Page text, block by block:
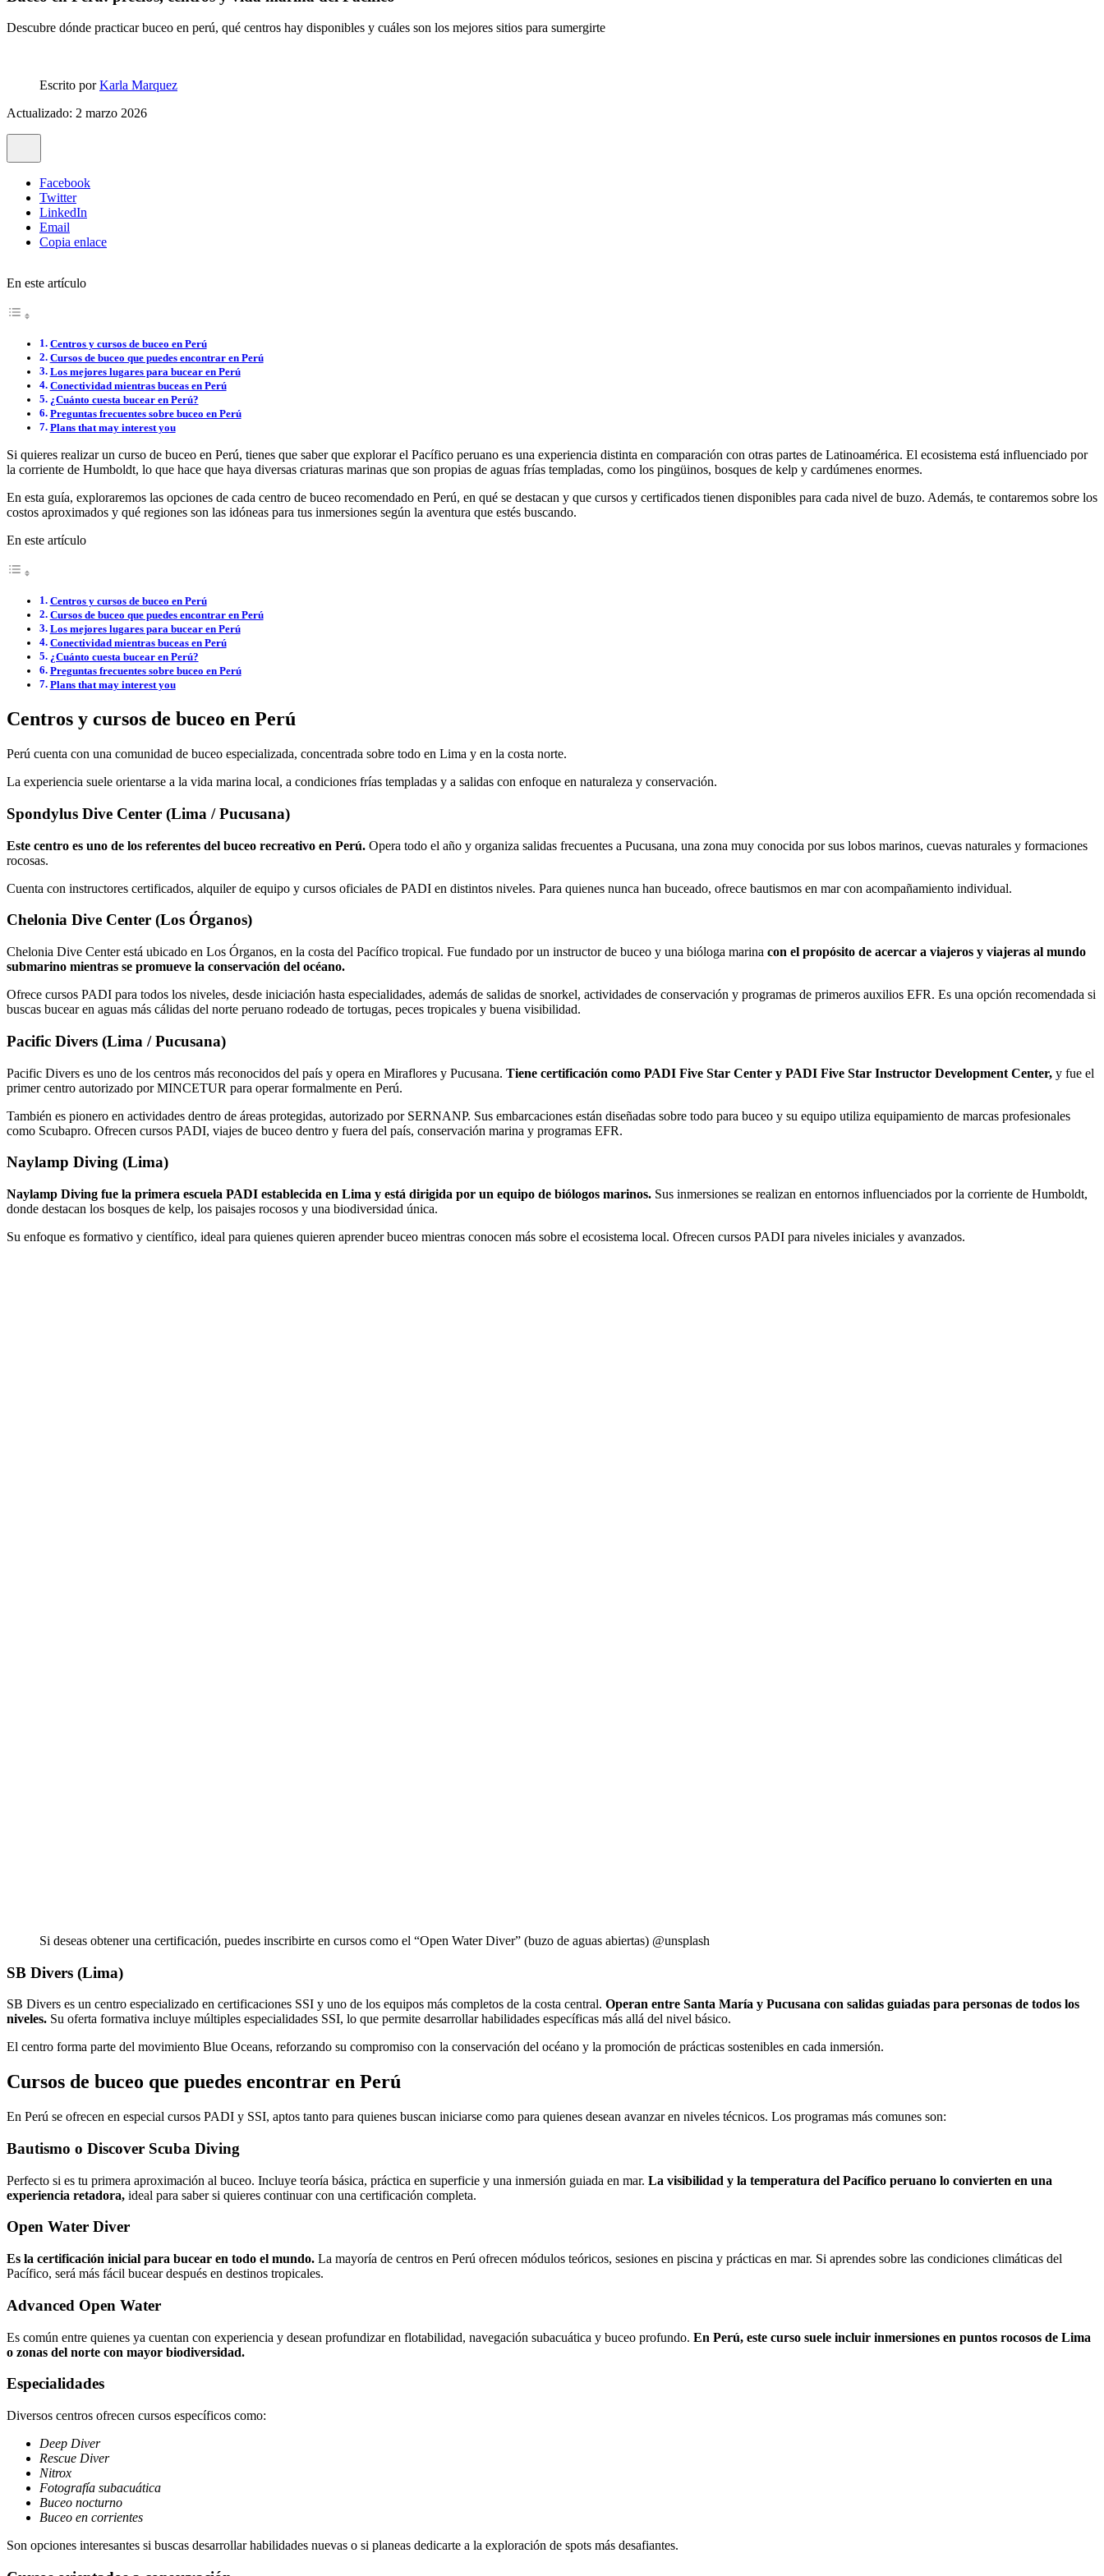
Descubre dónde practicar buceo en perú, qué centros hay disponibles y cuáles son los mejores sitios para sumergirte
Escrito porKarla Marquez
Actualizado: 2 marzo 2026
Facebook
Twitter
LinkedIn
Email
Copia enlace
En este artículo
Centros y cursos de buceo en Perú
Cursos de buceo que puedes encontrar en Perú
Los mejores lugares para bucear en Perú
Conectividad mientras buceas en Perú
¿Cuánto cuesta bucear en Perú?
Preguntas frecuentes sobre buceo en Perú
Plans that may interest you
Si quieres realizar un curso de buceo en Perú, tienes que saber que explorar el Pacífico peruano es una experiencia distinta en comparación con otras partes de Latinoamérica. El ecosistema está influenciado por
la corriente de Humboldt, lo que hace que haya diversas criaturas marinas que son propias de aguas frías templadas, como los pingüinos, bosques de kelp y cardúmenes enormes.
En esta guía, exploraremos las opciones de cada centro de buceo recomendado en Perú, en qué se destacan y que cursos y certificados tienen disponibles para cada nivel de buzo. Además, te contaremos sobre los
costos aproximados y qué regiones son las idóneas para tus inmersiones según la aventura que estés buscando.
En este artículo
Centros y cursos de buceo en Perú
Cursos de buceo que puedes encontrar en Perú
Los mejores lugares para bucear en Perú
Conectividad mientras buceas en Perú
¿Cuánto cuesta bucear en Perú?
Preguntas frecuentes sobre buceo en Perú
Plans that may interest you
Centros y cursos de buceo en Perú
Perú cuenta con una comunidad de buceo especializada, concentrada sobre todo en Lima y en la costa norte.
La experiencia suele orientarse a la vida marina local, a condiciones frías templadas y a salidas con enfoque en naturaleza y conservación.
Spondylus Dive Center (Lima / Pucusana)
Este centro es uno de los referentes del buceo recreativo en Perú. Opera todo el año y organiza salidas frecuentes a Pucusana, una zona muy conocida por sus lobos marinos, cuevas naturales y formaciones
rocosas.
Cuenta con instructores certificados, alquiler de equipo y cursos oficiales de PADI en distintos niveles. Para quienes nunca han buceado, ofrece bautismos en mar con acompañamiento individual.
Chelonia Dive Center (Los Órganos)
Chelonia Dive Center está ubicado en Los Órganos, en la costa del Pacífico tropical. Fue fundado por un instructor de buceo y una bióloga marina con el propósito de acercar a viajeros y viajeras al mundo
submarino mientras se promueve la conservación del océano.
Ofrece cursos PADI para todos los niveles, desde iniciación hasta especialidades, además de salidas de snorkel, actividades de conservación y programas de primeros auxilios EFR. Es una opción recomendada si
buscas bucear en aguas más cálidas del norte peruano rodeado de tortugas, peces tropicales y buena visibilidad.
Pacific Divers (Lima / Pucusana)
Pacific Divers es uno de los centros más reconocidos del país y opera en Miraflores y Pucusana. Tiene certificación como PADI Five Star Center y PADI Five Star Instructor Development Center, y fue el
primer centro autorizado por MINCETUR para operar formalmente en Perú.
También es pionero en actividades dentro de áreas protegidas, autorizado por SERNANP. Sus embarcaciones están diseñadas sobre todo para buceo y su equipo utiliza equipamiento de marcas profesionales
como Scubapro. Ofrecen cursos PADI, viajes de buceo dentro y fuera del país, conservación marina y programas EFR.
Naylamp Diving (Lima)
Naylamp Diving fue la primera escuela PADI establecida en Lima y está dirigida por un equipo de biólogos marinos. Sus inmersiones se realizan en entornos influenciados por la corriente de Humboldt,
donde destacan los bosques de kelp, los paisajes rocosos y una biodiversidad única.
Su enfoque es formativo y científico, ideal para quienes quieren aprender buceo mientras conocen más sobre el ecosistema local. Ofrecen cursos PADI para niveles iniciales y avanzados.
Si deseas obtener una certificación, puedes inscribirte en cursos como el “Open Water Diver” (buzo de aguas abiertas) @unsplash
SB Divers (Lima)
SB Divers es un centro especializado en certificaciones SSI y uno de los equipos más completos de la costa central. Operan entre Santa María y Pucusana con salidas guiadas para personas de todos los
niveles. Su oferta formativa incluye múltiples especialidades SSI, lo que permite desarrollar habilidades específicas más allá del nivel básico.
El centro forma parte del movimiento Blue Oceans, reforzando su compromiso con la conservación del océano y la promoción de prácticas sostenibles en cada inmersión.
Cursos de buceo que puedes encontrar en Perú
En Perú se ofrecen en especial cursos PADI y SSI, aptos tanto para quienes buscan iniciarse como para quienes desean avanzar en niveles técnicos. Los programas más comunes son:
Bautismo o Discover Scuba Diving
Perfecto si es tu primera aproximación al buceo. Incluye teoría básica, práctica en superficie y una inmersión guiada en mar. La visibilidad y la temperatura del Pacífico peruano lo convierten en una
experiencia retadora, ideal para saber si quieres continuar con una certificación completa.
Open Water Diver
Es la certificación inicial para bucear en todo el mundo. La mayoría de centros en Perú ofrecen módulos teóricos, sesiones en piscina y prácticas en mar. Si aprendes sobre las condiciones climáticas del
Pacífico, será más fácil bucear después en destinos tropicales.
Advanced Open Water
Es común entre quienes ya cuentan con experiencia y desean profundizar en flotabilidad, navegación subacuática y buceo profundo. En Perú, este curso suele incluir inmersiones en puntos rocosos de Lima
o zonas del norte con mayor biodiversidad.
Especialidades
Diversos centros ofrecen cursos específicos como:
Deep Diver
Rescue Diver
Nitrox
Fotografía subacuática
Buceo nocturno
Buceo en corrientes
Son opciones interesantes si buscas desarrollar habilidades nuevas o si planeas dedicarte a la exploración de spots más desafiantes.